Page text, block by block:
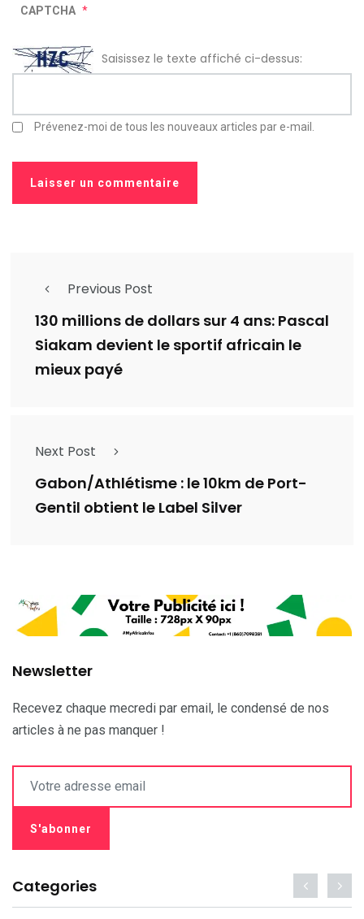
CAPTCHA *
Saisissez le texte affiché ci-dessus:
Prévenez-moi de tous les nouveaux articles par e-mail.
Previous Post
130 millions de dollars sur 4 ans: Pascal
Siakam devient le sportif africain le
mieux payé
Next Post
Gabon/Athlétisme : le 10km de Port-
Gentil obtient le Label Silver
Newsletter
Recevez chaque mecredi par email, le condensé de nos
articles à ne pas manquer !
Categories